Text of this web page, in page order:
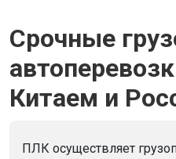
Срочные
Китаем и
ПЛК осуществляет